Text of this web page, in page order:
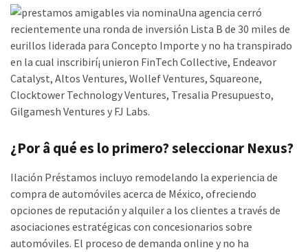
Una agencia cerró
recientemente una ronda de inversión Lista B de 30 miles de
eurillos liderada para Concepto Importe y no ha transpirado
en la cual inscribirí¡ unieron FinTech Collective, Endeavor
Catalyst, Altos Ventures, Wollef Ventures, Squareone,
Clocktower Technology Ventures, Tresalia Presupuesto,
Gilgamesh Ventures y FJ Labs.
¿Por â qué es lo primero? seleccionar Nexus?
Ilación Préstamos incluyo remodelando la experiencia de
compra de automóviles acerca de México, ofreciendo
opciones de reputación y alquiler a los clientes a través de
asociaciones estratégicas con concesionarios sobre
automóviles. El proceso de demanda online y no ha